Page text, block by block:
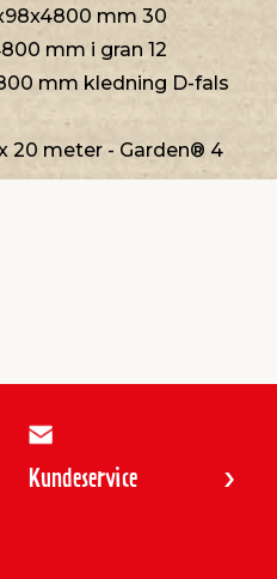
mm 30
mm i gran 12
mm kledning D-fals
20 meter - Garden® 4
Kundeservice